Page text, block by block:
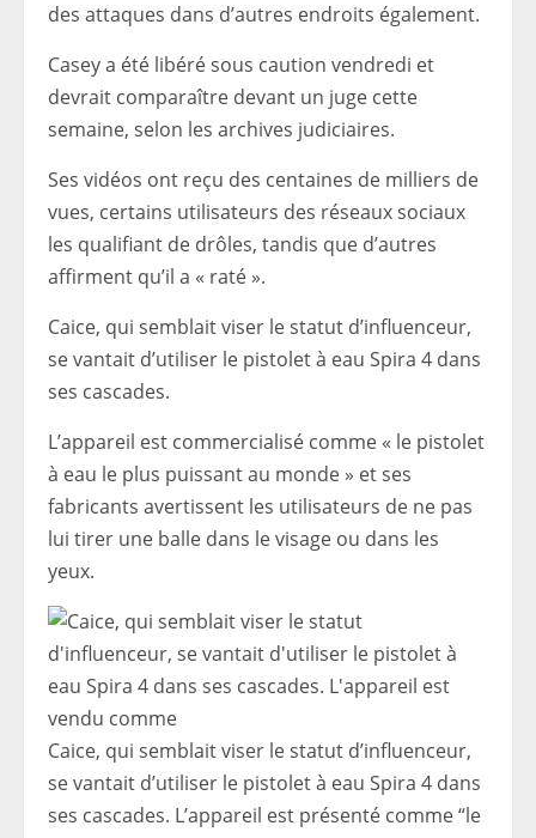
des attaques dans d’autres endroits également.
Casey a été libéré sous caution vendredi et
devrait comparaître devant un juge cette
semaine, selon les archives judiciaires.
Ses vidéos ont reçu des centaines de milliers de
vues, certains utilisateurs des réseaux sociaux
les qualifiant de drôles, tandis que d’autres
affirment qu’il a « raté ».
Caice, qui semblait viser le statut d’influenceur,
se vantait d’utiliser le pistolet à eau Spira 4 dans
ses cascades.
L’appareil est commercialisé comme « le pistolet
à eau le plus puissant au monde » et ses
fabricants avertissent les utilisateurs de ne pas
lui tirer une balle dans le visage ou dans les
yeux.
Caice, qui semblait viser le statut d’influenceur,
se vantait d’utiliser le pistolet à eau Spira 4 dans
ses cascades. L’appareil est présenté comme “le